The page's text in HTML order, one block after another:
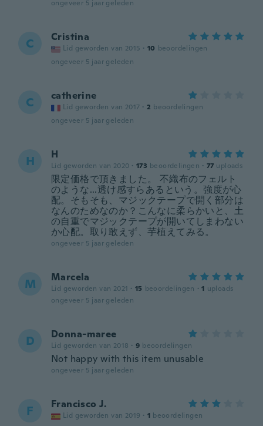
ongeveer 5 jaar geleden
C Cristina
Lid geworden van 2015 · 10 beoordelingen
ongeveer 5 jaar geleden
C catherine
Lid geworden van 2017 · 2 beoordelingen
ongeveer 5 jaar geleden
H H
Lid geworden van 2020 · 173 beoordelingen · 77 uploads
限定価格で頂きました。 不織布のフェルト
のような...透け感すらあるという。強度が心
配。そもそも、マジックテープで開く部分は
なんのためなのか？こんなに柔らかいと、土
の自重でマジックテープが開いてしまわない
か心配。取り敢えず、芋植えてみる。
ongeveer 5 jaar geleden
M Marcela
Lid geworden van 2021 · 15 beoordelingen · 1 uploads
ongeveer 5 jaar geleden
D Donna-maree
Lid geworden van 2018 · 9 beoordelingen
Not happy with this item unusable
ongeveer 5 jaar geleden
F Francisco J.
Lid geworden van 2019 · 1 beoordelingen